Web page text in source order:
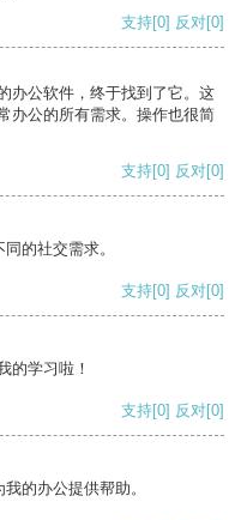
支持[0] 反对[0]
办公软件，终于找到了它。这
办公的所有需求。操作也很简
支持[0] 反对[0]
的社交需求。
支持[0] 反对[0]
的学习啦！
支持[0] 反对[0]
的办公提供帮助。